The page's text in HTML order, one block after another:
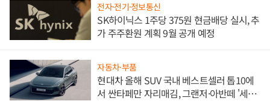
전자·전기·정보통신
SK하이닉스 1주당 375원 현금배당 실시, 추
가 주주환원 계획 9월 공개 예정
자동차·부품
현대차 올해 SUV 국내 베스트셀러 톱10에
서 싼타페만 자리매김, 그랜저·아반떼 '세단